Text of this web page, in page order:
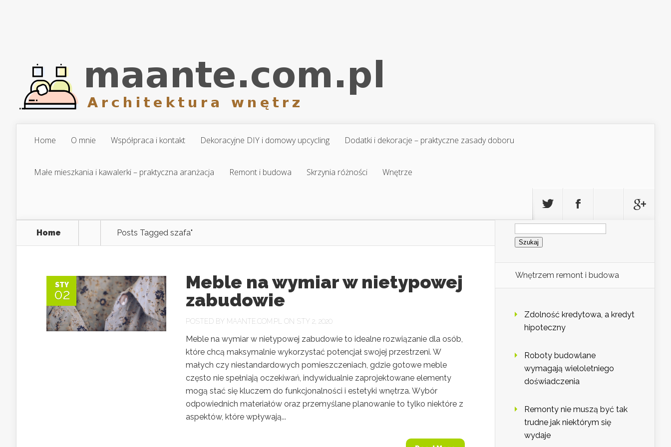
Home O mnie Współpraca i kontakt Dekoracyjne DIY i domowy upcycling Dodatki i dekoracje – praktyczne zasady doboru
Małe mieszkania i kawalerki – praktyczna aranżacja Remont i budowa Skrzynia różności Wnętrze
Home Posts Tagged szafa"
STY
02
Meble na wymiar w nietypowej
zabudowie
POSTED BY MAANTE.COM.PL ON STY 2, 2020
Meble na wymiar w nietypowej zabudowie to idealne rozwiązanie dla osób,
które chcą maksymalnie wykorzystać potencjał swojej przestrzeni. W
małych czy niestandardowych pomieszczeniach, gdzie gotowe meble
często nie spełniają oczekiwań, indywidualnie zaprojektowane elementy
mogą stać się kluczem do funkcjonalności i estetyki wnętrza. Wybór
odpowiednich materiałów oraz przemyślane planowanie to tylko niektóre z
aspektów, które wpływają...
Szukaj:
Wnętrzem remont i budowa
Zdolność kredytowa, a kredyt
hipoteczny
Roboty budowlane
wymagają wieloletniego
doświadczenia
Remonty nie muszą być tak
trudne jak niektórym się
wydaje